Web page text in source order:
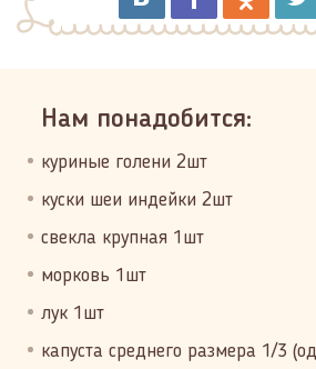
Нам понадобится:
куриные голени 2шт
куски шеи индейки 2шт
свекла крупная 1шт
морковь 1шт
лук 1шт
капуста среднего размера 1/3